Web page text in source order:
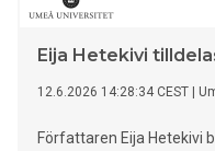
Eija Hetekivi
12.6.2026 14:28:34 CEST
Författaren Eija Hetekivi